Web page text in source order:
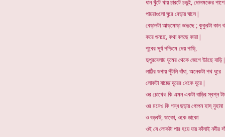
ধান খুঁটে খায় চারটে চড়ুই, দোলমঞ্চের পাশে
পায়রাগুলো ঘুরে বেড়ায় ঘাসে |
বেড়ালটা আড়মোড়া ভাঙছে ; কুকুরটা কান
করে শুনছে, কথা বলছে কারা |
পূবের সূর্য পশ্চিমে দেয় পাড়ি,
দুপুরবেলায় ঘুমের থেকে জেগে উঠছে বাড়ি |
লাঠির ডগায় পুঁটলি বাঁধা, অনেকটা পথ ঘুরে
লোকটা যাচ্ছে দূরের থেকে দূরে |
ওর চোখেও কি এমন একটা বাড়ির স্বপ্ন
ওর মনেও কি গন্ধ ছড়ায় গোপন হাস্ নুহানা
ও বড়বউ, ডাকো, ওকে ডাকো
ওই যে লোকটা পার হয়ে যায় কাঁসাই নদীর